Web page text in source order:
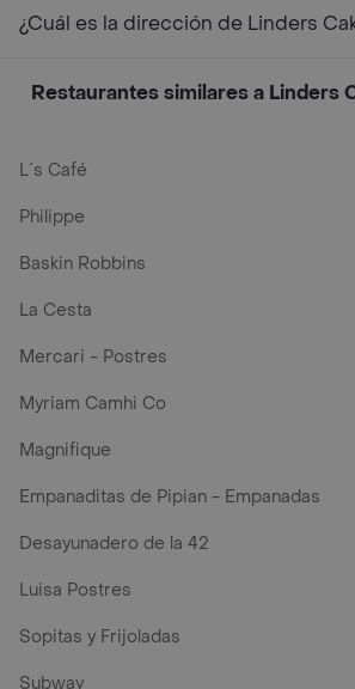
¿Cuál es la dirección de Linders
Restaurantes similares a Linders
L´s Café
Philippe
Baskin Robbins
La Cesta
Mercari - Postres
Myriam Camhi Co
Magnifique
Empanaditas de Pipian - Empanadas
Desayunadero de la 42
Luisa Postres
Sopitas y Frijoladas
Subway